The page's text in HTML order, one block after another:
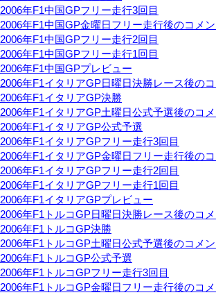
2006年F1中国GPフリー走行3回目
2006年F1中国GP金曜日フリー走行後のコメ
2006年F1中国GPフリー走行2回目
2006年F1中国GPフリー走行1回目
2006年F1中国GPプレビュー
2006年F1イタリアGP日曜日決勝レース後の
2006年F1イタリアGP決勝
2006年F1イタリアGP土曜日公式予選後のコ
2006年F1イタリアGP公式予選
2006年F1イタリアGPフリー走行3回目
2006年F1イタリアGP金曜日フリー走行後の
2006年F1イタリアGPフリー走行2回目
2006年F1イタリアGPフリー走行1回目
2006年F1イタリアGPプレビュー
2006年F1トルコGP日曜日決勝レース後のコ
2006年F1トルコGP決勝
2006年F1トルコGP土曜日公式予選後のコメ
2006年F1トルコGP公式予選
2006年F1トルコGPフリー走行3回目
2006年F1トルコGP金曜日フリー走行後のコ